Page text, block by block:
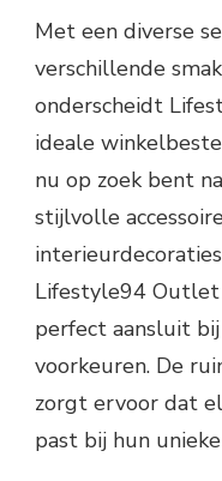
Met een diverse
verschillende
onderscheidt
ideale
nu op zoek bent
stijlvolle
Lifestyle94
perfect aansluit
voorkeuren. De
zorgt ervoor dat
past bij hun